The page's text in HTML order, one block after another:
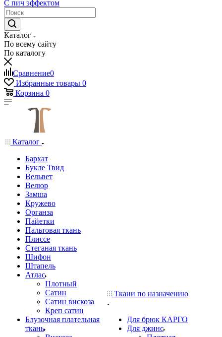
С пич эффектом
Каталог
По всему сайту
По каталогу
Сравнение0
Избранные товары 0
Корзина 0
Каталог
Бархат
Букле Твид
Вельвет
Велюр
Замша
Кружево
Органза
Пайетки
Пальтовая ткань
Плиссе
Стеганая ткань
Шифон
Штапель
Атлас
Плотный
Сатин
Сатин вискоза
Креп сатин
Блузочная плательная
ткань
Ткани по назначению
Для брюк КАРГО
Для джинс